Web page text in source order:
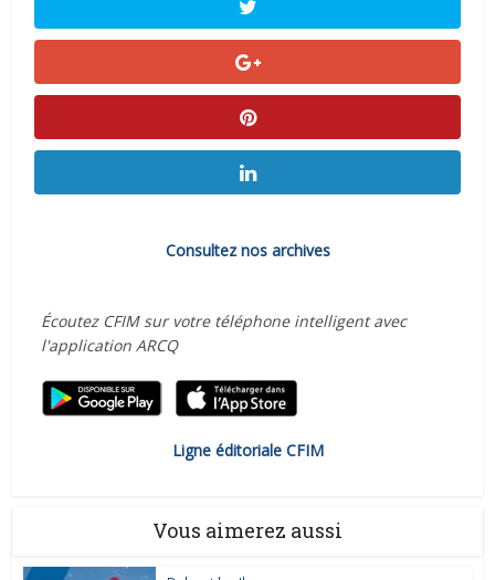
Consultez nos archives
Écoutez CFIM sur votre téléphone intelligent avec
l'application ARCQ
Ligne éditoriale CFIM
Vous aimerez aussi